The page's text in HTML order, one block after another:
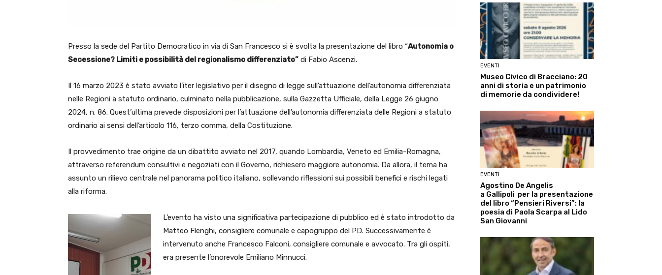
Presso la sede del Partito Democratico in via di San Francesco si è svolta la presentazione del libro “Autonomia o
Secessione? Limiti e possibilità del regionalismo differenziato” di Fabio Ascenzi.
Il 16 marzo 2023 è stato avviato l’iter legislativo per il disegno di legge sull’attuazione dell’autonomia differenziata
nelle Regioni a statuto ordinario, culminato nella pubblicazione, sulla Gazzetta Ufficiale, della Legge 26 giugno
2024, n. 86. Quest’ultima prevede disposizioni per l’attuazione dell’autonomia differenziata delle Regioni a statuto
ordinario ai sensi dell’articolo 116, terzo comma, della Costituzione.
Il provvedimento trae origine da un dibattito avviato nel 2017, quando Lombardia, Veneto ed Emilia-Romagna,
attraverso referendum consultivi e negoziati con il Governo, richiesero maggiore autonomia. Da allora, il tema ha
assunto un rilievo centrale nel panorama politico italiano, sollevando riflessioni sui possibili benefici e rischi legati
alla riforma.
L’evento ha visto una significativa partecipazione di pubblico ed è stato introdotto da
Matteo Flenghi, consigliere comunale e capogruppo del PD. Successivamente è
intervenuto anche Francesco Falconi, consigliere comunale e avvocato. Tra gli ospiti,
era presente l’onorevole Emiliano Minnucci.
EVENTI
Museo Civico di Bracciano: 20
anni di storia e un patrimonio
di memorie da condividere!
EVENTI
Agostino De Angelis
a Gallipoli per la presentazione
del libro “Pensieri Riversi”: la
poesia di Paola Scarpa al Lido
San Giovanni